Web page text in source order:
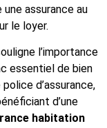
assurance au
le loyer.
l’importance
essentiel de bien
d’assurance,
d’une
habitation